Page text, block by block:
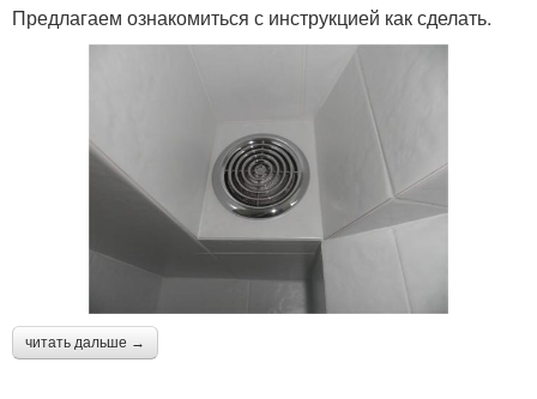
Предлагаем ознакомиться с инструкцией как сделать.
читать дальше →